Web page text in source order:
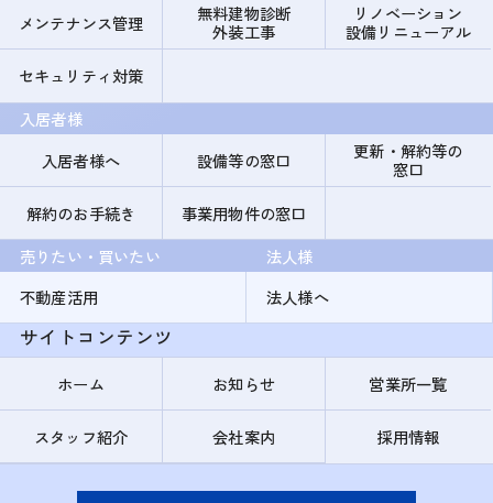
メンテナンス管理
無料建物診断
外装工事
リノベーション
設備リニューアル
セキュリティ対策
入居者様
入居者様へ
設備等の窓口
更新・解約等の
窓口
解約のお手続き
事業用物件の窓口
売りたい・買いたい
不動産活用
法人様
法人様へ
サイトコンテンツ
ホーム お知らせ 営業所一覧
スタッフ紹介 会社案内 採用情報